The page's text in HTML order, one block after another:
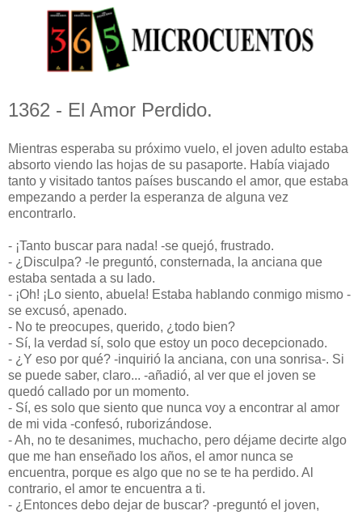
1362 - El Amor Perdido.
Mientras esperaba su próximo vuelo, el joven adulto estaba
absorto viendo las hojas de su pasaporte. Había viajado
tanto y visitado tantos países buscando el amor, que estaba
empezando a perder la esperanza de alguna vez
encontrarlo.
- ¡Tanto buscar para nada! -se quejó, frustrado.
- ¿Disculpa? -le preguntó, consternada, la anciana que
estaba sentada a su lado.
- ¡Oh! ¡Lo siento, abuela! Estaba hablando conmigo mismo -
se excusó, apenado.
- No te preocupes, querido, ¿todo bien?
- Sí, la verdad sí, solo que estoy un poco decepcionado.
- ¿Y eso por qué? -inquirió la anciana, con una sonrisa-. Si
se puede saber, claro... -añadió, al ver que el joven se
quedó callado por un momento.
- Sí, es solo que siento que nunca voy a encontrar al amor
de mi vida -confesó, ruborizándose.
- Ah, no te desanimes, muchacho, pero déjame decirte algo
que me han enseñado los años, el amor nunca se
encuentra, porque es algo que no se te ha perdido. Al
contrario, el amor te encuentra a ti.
- ¿Entonces debo dejar de buscar? -preguntó el joven,